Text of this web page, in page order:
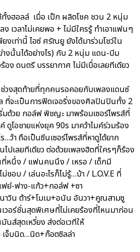
งฮอลล์ เมื่อ เป๊ก ผลิตโชค ชวน 2 หนุ่ม
เวลาไม่เคยพอ + ไม่มีใครรู้ ทำเอาแฟนๆ
เท่านี้ ไอซ์ ศรัณยู ยังได้มาร่วมโชว์ใน
งนั้นได้อย่างไร) กับ 2 หนุ่ม แดน-บีม
อง ดนตรี บรรยากาศ ไม่มีเบื่อเลยทีเดียว
ช่วงสุดท้ายที่ทุกคนรอคอยกับเพลงแดนซ์
ที่จะเป็นการฟีดเจอริ่งของศิลปินปินทั้ง 2
มด้วย กอล์ฟ พิชญะ มาพร้อมเซอร์ไพรส์ที่
ดูโอชายแห่งยุค 90s มาคว้าไมค์ร่วมร้อง
ว้า ถือเป็นซีนเซอร์ไพรส์ที่หาดูได้ยาก
ไปเลยทีเดียว ต่อด้วยเพลงฮิตที่ใครๆก็ร้อง
ที่หนึ่ง / แฟนคนนึง / เหรอ / เด็กมี
ชอบ / เล่นอะไรก็ไม่รู้…บ้า / L.O.V.E ที่
ย์-ฟาง-แก้ว+กอล์ฟ +ซา
าวิน ต้าร์+โมเม+อนัน อันวา+คูณสามซู
วอร์ชั่นสุดพิเศษที่ไม่เคยร้องที่ไหนมาก่อน
นส์สุดเหวี่ยง ส่งต่อเวทีให้
จ็บนิด…นิด+ก๊อตซิลล่า